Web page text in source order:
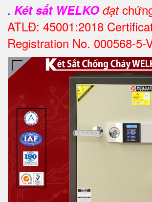
. Két sắt WELKO đạt
ATLĐ: 45001:2018
Registration No. 000568-5-